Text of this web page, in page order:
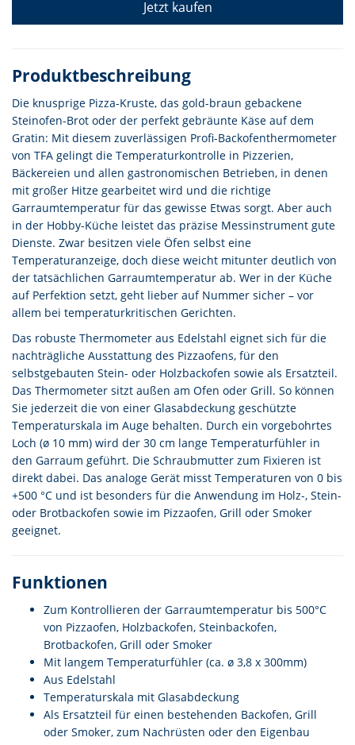
Jetzt kaufen
Produktbeschreibung
Die knusprige Pizza-Kruste, das gold-braun gebackene
Steinofen-Brot oder der perfekt gebräunte Käse auf dem
Gratin: Mit diesem zuverlässigen Profi-Backofenthermometer
von TFA gelingt die Temperaturkontrolle in Pizzerien,
Bäckereien und allen gastronomischen Betrieben, in denen
mit großer Hitze gearbeitet wird und die richtige
Garraumtemperatur für das gewisse Etwas sorgt. Aber auch
in der Hobby-Küche leistet das präzise Messinstrument gute
Dienste. Zwar besitzen viele Öfen selbst eine
Temperaturanzeige, doch diese weicht mitunter deutlich von
der tatsächlichen Garraumtemperatur ab. Wer in der Küche
auf Perfektion setzt, geht lieber auf Nummer sicher – vor
allem bei temperaturkritischen Gerichten.
Das robuste Thermometer aus Edelstahl eignet sich für die
nachträgliche Ausstattung des Pizzaofens, für den
selbstgebauten Stein- oder Holzbackofen sowie als Ersatzteil.
Das Thermometer sitzt außen am Ofen oder Grill. So können
Sie jederzeit die von einer Glasabdeckung geschützte
Temperaturskala im Auge behalten. Durch ein vorgebohrtes
Loch (ø 10 mm) wird der 30 cm lange Temperaturfühler in
den Garraum geführt. Die Schraubmutter zum Fixieren ist
direkt dabei. Das analoge Gerät misst Temperaturen von 0 bis
+500 °C und ist besonders für die Anwendung im Holz-, Stein-
oder Brotbackofen sowie im Pizzaofen, Grill oder Smoker
geeignet.
Funktionen
Zum Kontrollieren der Garraumtemperatur bis 500°C
von Pizzaofen, Holzbackofen, Steinbackofen,
Brotbackofen, Grill oder Smoker
Mit langem Temperaturfühler (ca. ø 3,8 x 300mm)
Aus Edelstahl
Temperaturskala mit Glasabdeckung
Als Ersatzteil für einen bestehenden Backofen, Grill
oder Smoker, zum Nachrüsten oder den Eigenbau